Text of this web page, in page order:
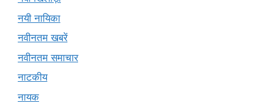
नयी नायिका
नवीनतम खबरें
नवीनतम समाचार
नाटकीय
नायक